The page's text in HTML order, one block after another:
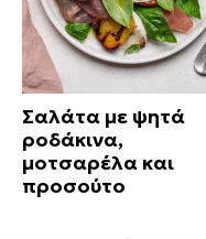
Σαλάτα με ψητά
ροδάκινα,
μοτσαρέλα και
προσούτο